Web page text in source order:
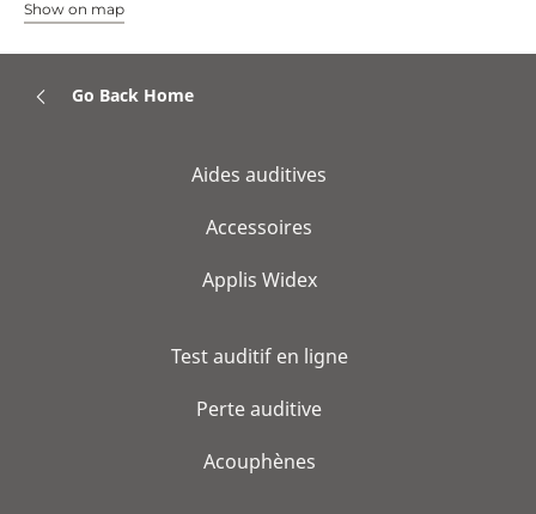
Show on map
Go Back Home
Aides auditives
Accessoires
Applis Widex
Test auditif en ligne
Perte auditive
Acouphènes